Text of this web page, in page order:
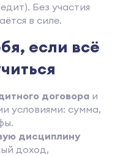
Без участия
в силе.
если всё
договора и
условиями: сумма,
дисциплину
доход,